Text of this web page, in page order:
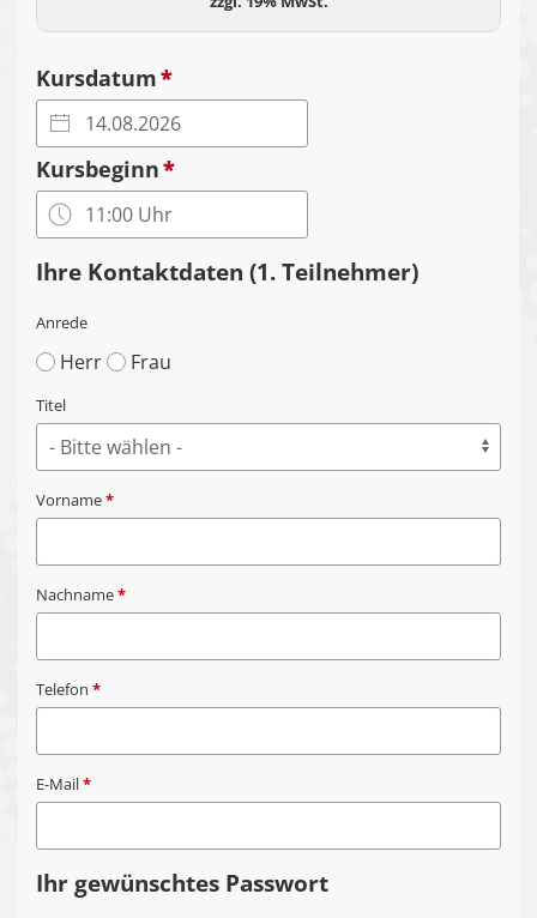
Kursdatum*
Kursbeginn*
Ihre Kontaktdaten (1. Teilnehmer)
Anrede
Herr Frau
Titel
Vorname*
Nachname*
Telefon *
E-Mail*
Ihr gewünschtes Passwort